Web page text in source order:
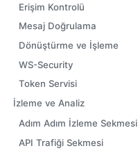
Erişim Kontrolü
Mesaj Doğrulama
Dönüştürme ve İşleme
WS-Security
Token Servisi
İzleme ve Analiz
Adım Adım İzleme Sekmesi
API Trafiği Sekmesi